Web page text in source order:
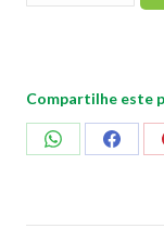
Compartilhe este
Compartilhar